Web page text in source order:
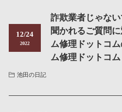
12/24
2022
詐欺業者じゃな
聞かれるご質問
ム修理ドットコ
ム修理ドットコム
池田の日記